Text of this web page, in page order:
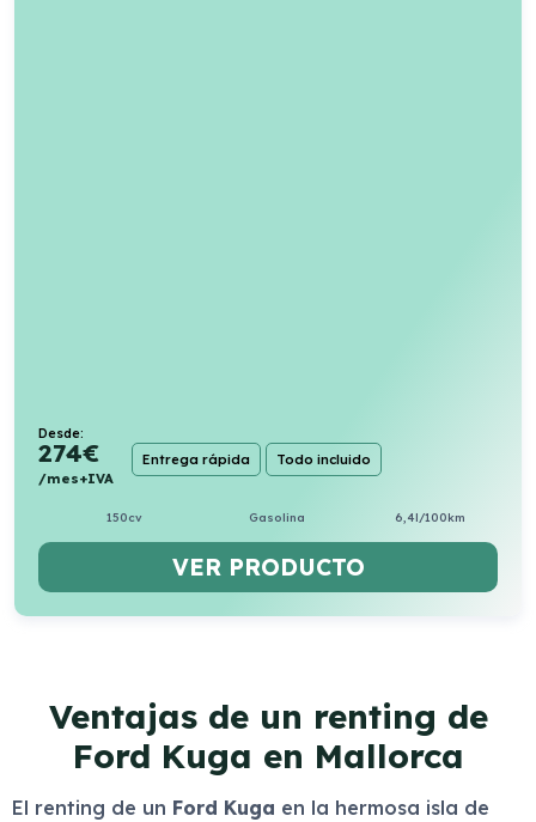
Desde:
274€
/mes+IVA
Entrega rápida Todo incluido
150cv Gasolina 6,4l/100km
VER PRODUCTO
Ventajas de un renting de
Ford Kuga en Mallorca
El renting de un Ford Kuga en la hermosa isla de